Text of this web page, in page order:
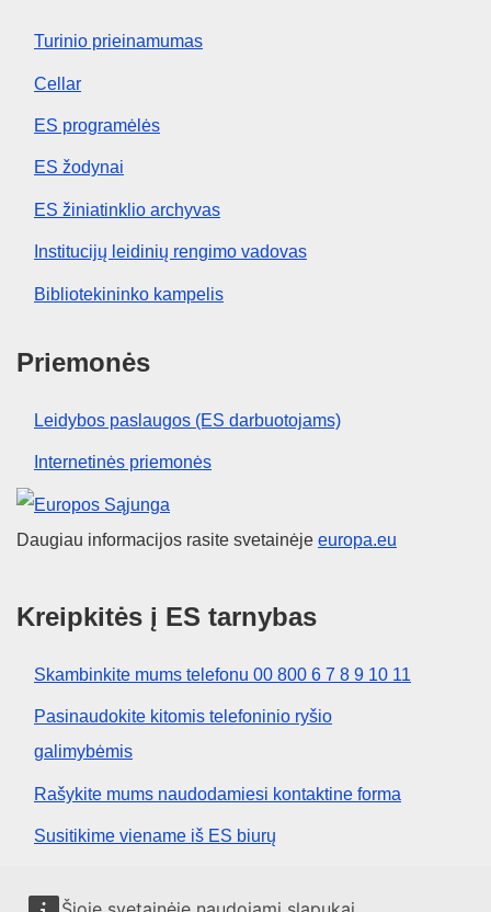
Turinio prieinamumas
Cellar
ES programėlės
ES žodynai
ES žiniatinklio archyvas
Institucijų leidinių rengimo vadovas
Bibliotekininko kampelis
Priemonės
Leidybos paslaugos (ES darbuotojams)
Internetinės priemonės
Europos Sąjunga
Daugiau informacijos rasite svetainėje europa.eu
Kreipkitės į ES tarnybas
Skambinkite mums telefonu 00 800 6 7 8 9 10 11
Pasinaudokite kitomis telefoninio ryšio
galimybėmis
Rašykite mums naudodamiesi kontaktine forma
Susitikime viename iš ES biurų
Socialiniai tinklai